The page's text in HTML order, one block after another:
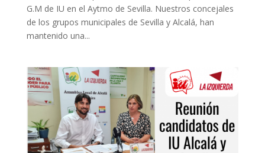
G.M de IU en el Aytmo de Sevilla. Nuestros concejales
de los grupos municipales de Sevilla y Alcalá, han
mantenido una...